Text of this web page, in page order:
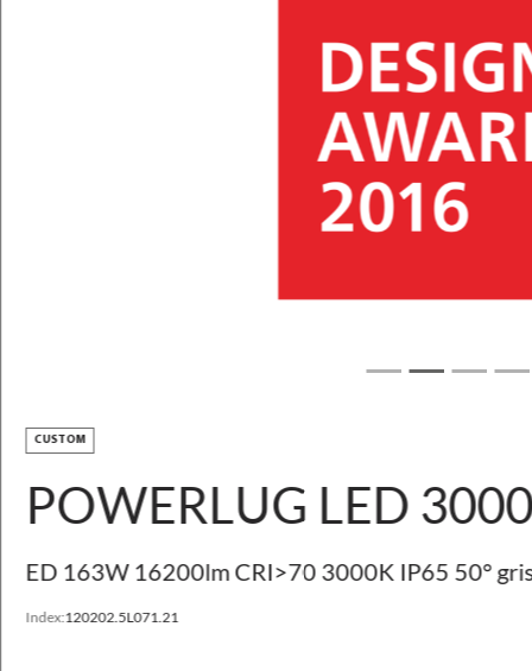
CUSTOM
POWERLUG LED
ED 163W 16200lm CRI>70 3000K IP65 50°
Index:120202.5L071.21
POWERLUG LED
Autres paramètres disponibles Voir les variantes
POWERLUG LED
Projecteur moderne pour la source lumineuse LED.